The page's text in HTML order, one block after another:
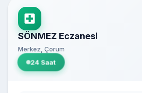
SÖNMEZ Eczanesi
Merkez, Çorum
24 Saat